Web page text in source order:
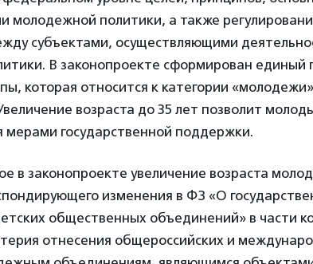
молодежной политики, а также
субъектами, осуществляющими
В законопроекте сформирован единый
которая относится к категории
возраста до 35 лет позволит
мерами государственной поддержки.
в законопроекте увеличение возраста
изменения в ФЗ «О
общественных объединений» в части
отнесения общероссийских и